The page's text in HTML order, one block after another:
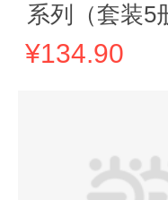
系列（套装5
含：《花脸》
¥134.90